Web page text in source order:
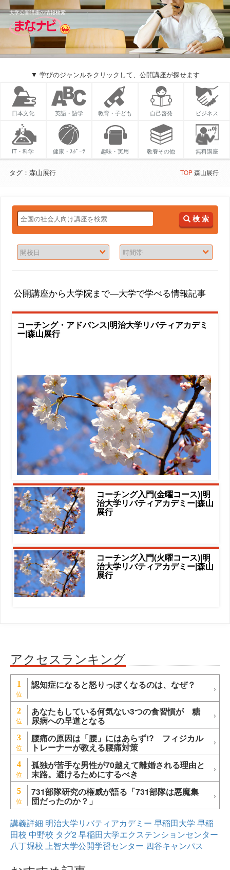
大学公開講座の情報検索
▼ 学びのジャンルをクリックして、公開講座が探せます
日本文化 英語・語学 教育・子ども 自己啓発 ビジネス
IT・科学 健康・ｽﾎﾟｰﾂ 趣味・実用 教養その他 無料講座
タグ：森山展行 TOP森山展行
検 索
公開講座から大学院まで―大学で学べる情報記事
コーチング・アドバンス|明治大学リバティアカデミ
ー|森山展行
コーチング入門(金曜コース)|明
治大学リバティアカデミー|森山
展行
コーチング入門(火曜コース)|明
治大学リバティアカデミー|森山
展行
アクセスランキング
1 認知症になると怒りっぽくなるのは、なぜ？
2 あなたもしている何気ない3つの食習慣が 糖
尿病への早道となる
3 腰痛の原因は「腰」にはあらず!? フィジカル
トレーナーが教える腰痛対策
4 孤独が苦手な男性が70越えて離婚される理由と
末路。避けるためにするべき
5 731部隊研究の権威が語る「731部隊は悪魔集
団だったのか？」
講義詳細 明治大学リバティアカデミー 早稲田大学 早稲
田校 中野校 タグ2早稲田大学エクステンションセンター
八丁堀校 上智大学公開学習センター 四谷キャンパス